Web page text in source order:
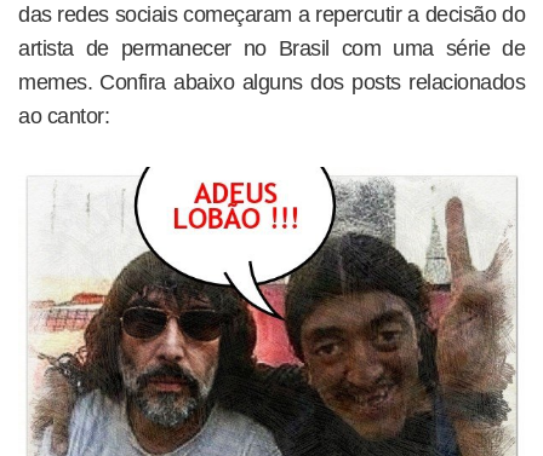
das redes sociais começaram a repercutir a decisão do
artista de permanecer no Brasil com uma série de
memes. Confira abaixo alguns dos posts relacionados
ao cantor: